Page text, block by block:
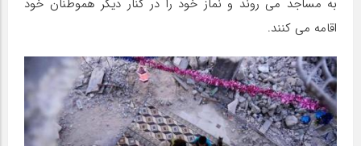
به مساجد می روند و نماز خود را در کنار دیگر هموطنان خود
اقامه می کنند.